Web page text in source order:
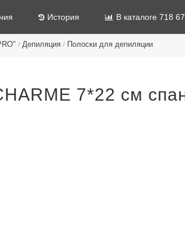
История В каталоге 718
/ Депиляция / Полоски для депиляции
7*22 см